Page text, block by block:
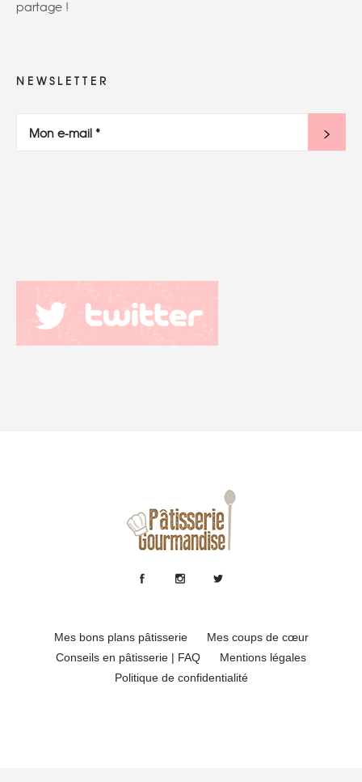
partage !
NEWSLETTER
Mes bons plans pâtisserie
Mes coups de cœur
Conseils en pâtisserie | FAQ
Mentions légales
Politique de confidentialité